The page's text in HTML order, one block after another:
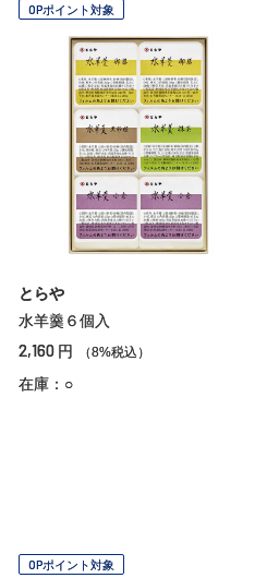
OPポイント対象
とらや
水羊羹６個入
2,160 円 （8%税込）
在庫：○
OPポイント対象